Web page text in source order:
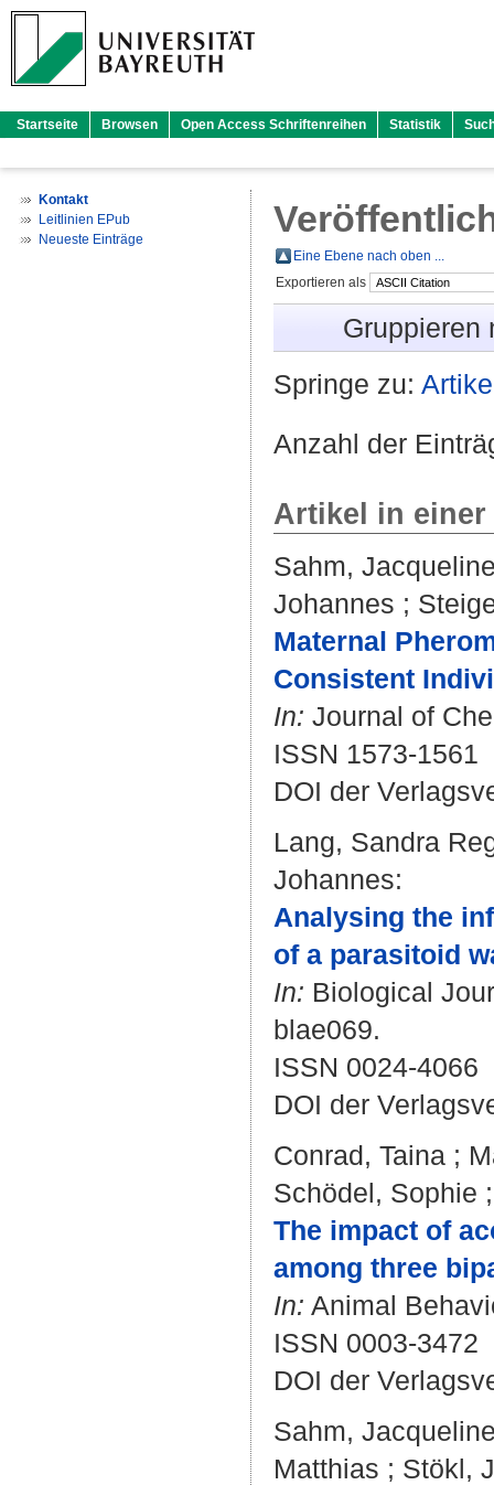
Startseite Browsen Open Access Schriftenreihen Statistik
Kontakt
Leitlinien EPub
Neueste Einträge
Eine Ebene nach oben ...
Exportieren als
Gruppieren
Springe zu:
Anzahl der
Artikel in
Sahm,
Johannes ;
Maternal
Consistent
In: Journal of
ISSN 1573-1561
DOI der
Lang, Sandra
Johannes:
Analysing the
of a parasitoid
In: Biological
blae069.
ISSN 0024-4066
DOI der
Conrad, Taina ;
Schödel, Sophie
The impact of
among three
In: Animal
ISSN 0003-3472
DOI der
Sahm,
Matthias ; Stökl,